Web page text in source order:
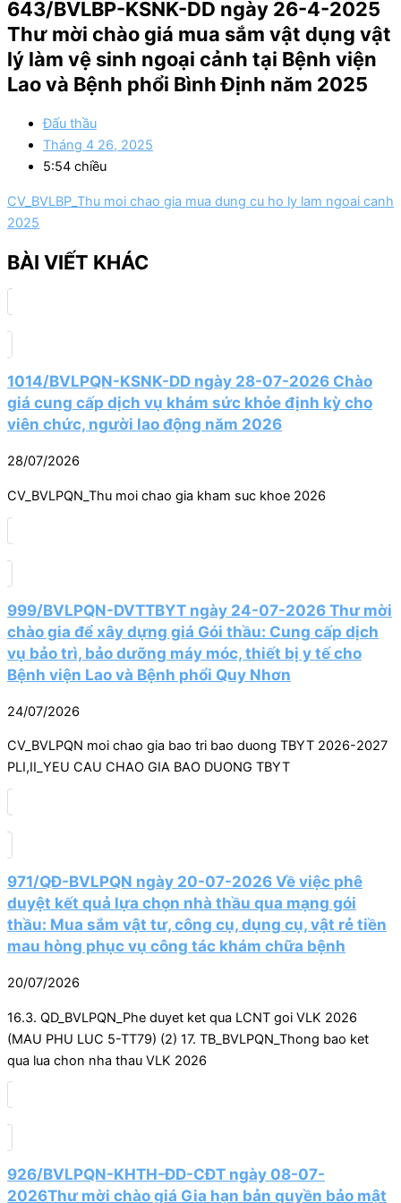
643/BVLBP-KSNK-DD ngày 26-4-2025
Thư mời chào giá mua sắm vật dụng vật
lý làm vệ sinh ngoại cảnh tại Bệnh viện
Lao và Bệnh phổi Bình Định năm 2025
Đấu thầu
Tháng 4 26, 2025
5:54 chiều
CV_BVLBP_Thu moi chao gia mua dung cu ho ly lam ngoai canh
2025
BÀI VIẾT KHÁC
1014/BVLPQN-KSNK-DD ngày 28-07-2026 Chào
giá cung cấp dịch vụ khám sức khỏe định kỳ cho
viên chức, người lao động năm 2026
28/07/2026
CV_BVLPQN_Thu moi chao gia kham suc khoe 2026
999/BVLPQN-DVTTBYT ngày 24-07-2026 Thư mời
chào gia để xây dựng giá Gói thầu: Cung cấp dịch
vụ bảo trì, bảo dưỡng máy móc, thiết bị y tế cho
Bệnh viện Lao và Bệnh phổi Quy Nhơn
24/07/2026
CV_BVLPQN moi chao gia bao tri bao duong TBYT 2026-2027
PLI,II_YEU CAU CHAO GIA BAO DUONG TBYT
971/QĐ-BVLPQN ngày 20-07-2026 Về việc phê
duyệt kết quả lựa chọn nhà thầu qua mạng gói
thầu: Mua sắm vật tư, công cụ, dụng cụ, vật rẻ tiền
mau hòng phục vụ công tác khám chữa bệnh
20/07/2026
16.3. QD_BVLPQN_Phe duyet ket qua LCNT goi VLK 2026
(MAU PHU LUC 5-TT79) (2) 17. TB_BVLPQN_Thong bao ket
qua lua chon nha thau VLK 2026
926/BVLPQN-KHTH-ĐD-CĐT ngày 08-07-
2026Thư mời chào giá Gia hạn bản quyền bảo mật